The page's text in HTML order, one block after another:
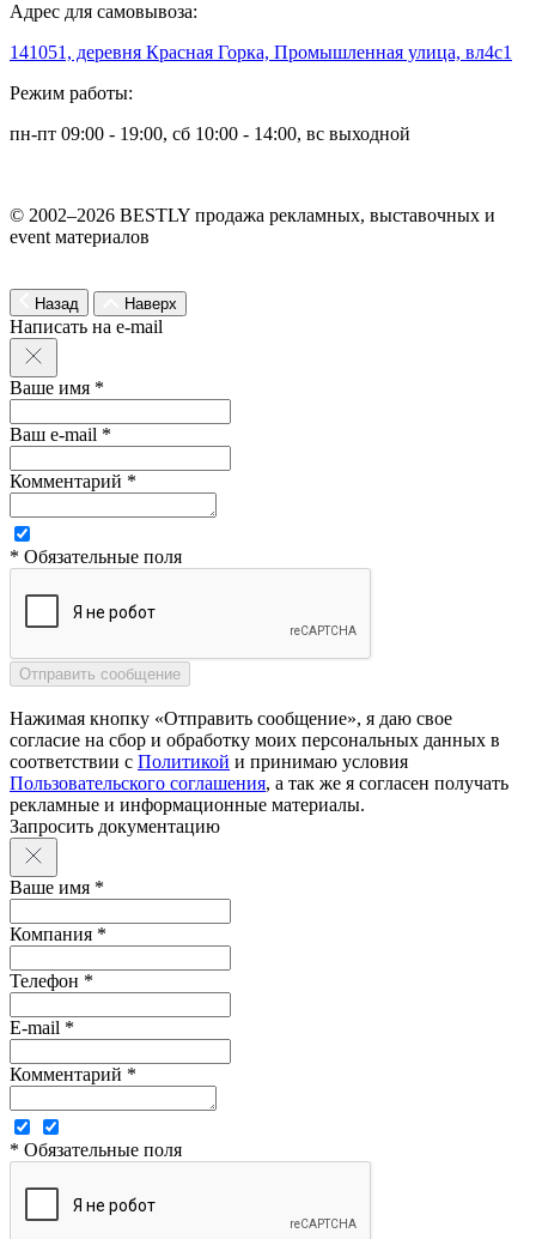
Адрес для самовывоза:
141051, деревня Красная Горка, Промышленная улица, вл4с1
Режим работы:
пн-пт 09:00 - 19:00, сб 10:00 - 14:00, вс выходной
© 2002–2026 BESTLY продажа рекламных, выставочных и
event материалов
Назад Наверх
Написать на e-mail
Ваше имя *
Ваш e-mail *
Комментарий *
* Обязательные поля
Нажимая кнопку «Отправить сообщение», я даю свое
согласие на сбор и обработку моих персональных данных в
соответствии с Политикой и принимаю условия
Пользовательского соглашения, а так же я согласен получать
рекламные и информационные материалы.
Запросить документацию
Ваше имя *
Компания *
Телефон *
E-mail *
Комментарий *
* Обязательные поля